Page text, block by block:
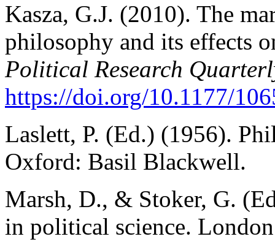
Kasza, G.J. (2010). The
philosophy and its effects
Political Research
https://doi.org/10.1177/
Laslett, P. (Ed.) (1956).
Oxford: Basil Blackwell.
Marsh, D., & Stoker, G.
in political science.